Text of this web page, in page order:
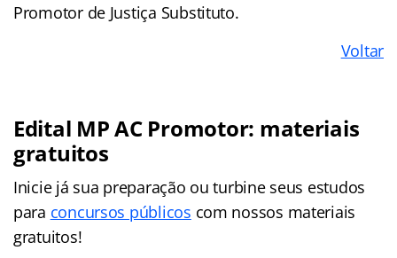
Promotor de Justiça Substituto.
Voltar
Edital MP AC Promotor: materiais
gratuitos
Inicie já sua preparação ou turbine seus estudos
para concursos públicos com nossos materiais
gratuitos!